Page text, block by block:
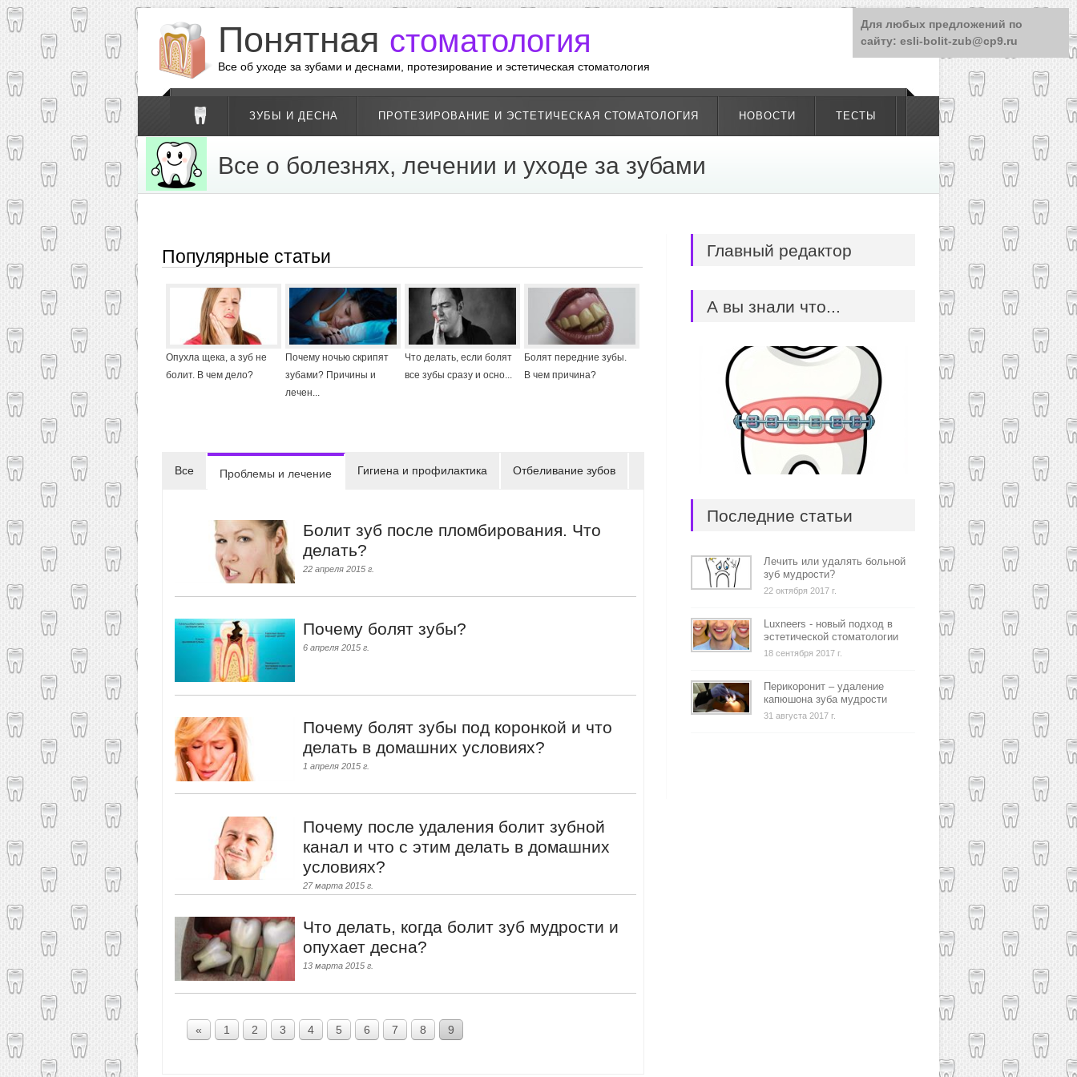
Понятная стоматология
Все об уходе за зубами и деснами, протезирование и эстетическая стоматология
ЗУБЫ И ДЕСНА ПРОТЕЗИРОВАНИЕ И ЭСТЕТИЧЕСКАЯ СТОМАТОЛОГИЯ НОВОСТИ ТЕСТЫ
Все о болезнях, лечении и уходе за зубами
Популярные статьи
Опухла щека, а зуб не
болит. В чем дело?
Почему ночью скрипят
зубами? Причины и
лечен...
Что делать, если болят
все зубы сразу и осно...
Болят передние зубы.
В чем причина?
Все Проблемы и лечение Гигиена и профилактика Отбеливание зубов
Болит зуб после пломбирования. Что
делать?
22 апреля 2015 г.
Почему болят зубы?
6 апреля 2015 г.
Почему болят зубы под коронкой и что
делать в домашних условиях?
1 апреля 2015 г.
Почему после удаления болит зубной
канал и что с этим делать в домашних
условиях?
27 марта 2015 г.
Что делать, когда болит зуб мудрости и
опухает десна?
13 марта 2015 г.
« 1 2 3 4 5 6 7 8 9
Главный редактор
А вы знали что...
Последние статьи
Лечить или удалять больной
зуб мудрости?
22 октября 2017 г.
Luxneers - новый подход в
эстетической стоматологии
18 сентября 2017 г.
Перикоронит – удаление
капюшона зуба мудрости
31 августа 2017 г.
Для любых предложений по
сайту: esli-bolit-zub@cp9.ru